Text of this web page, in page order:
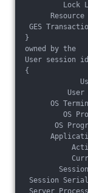
Lock Level
Resource
GES
}
owned by the
User session
{
User
User
OS Terminal
OS
OS Program
Application
Action
Current SQL :
Session
Session Serial
Server Process